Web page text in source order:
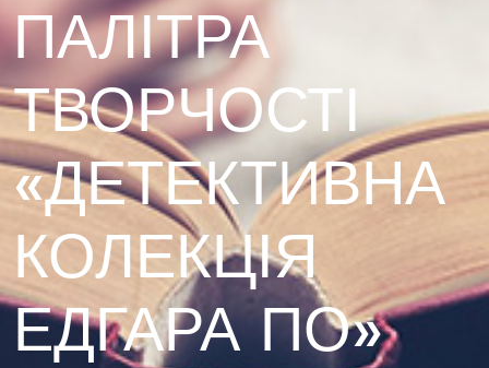
ПАЛІТРА
ТВОРЧОСТІ
«ДЕТЕКТИВНА
КОЛЕКЦІЯ
ЕДГАРА ПО»